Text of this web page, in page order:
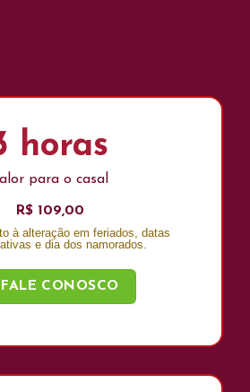
horas
para o casal
R$ 109,00
à alteração em feriados, datas
e dia dos namorados.
FALE CONOSCO